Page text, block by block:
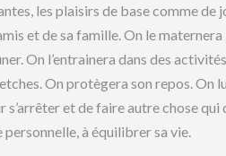
les plaisirs de base comme de
et de sa famille. On le
On l’entrainera dans des
On protègera son repos. On
s’arrêter et de faire autre chose
à équilibrer sa vie.